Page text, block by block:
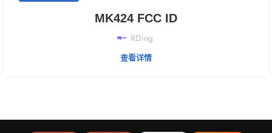
MK424 FCC ID
RDing
查看详情